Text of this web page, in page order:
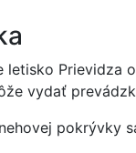
Prievidza
vydať
pokrývky